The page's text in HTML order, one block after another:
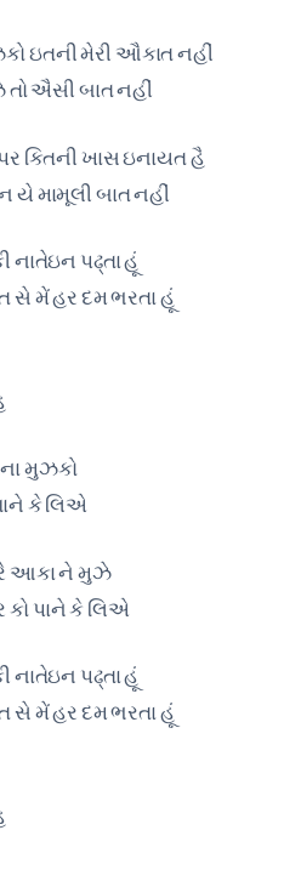
ઇતની મેરી ઔકાત નહીં
તો ઐસી બાત નહીં
કિતની ખાસ ઇનાયત હૈ
યે મામૂલી બાત નહીં
નાતેઇન પઢ્તા હૂં
સે મેં હર દમ ભરતા હૂં
મુઝકો
કે લિએ
આકા ને મુઝે
કો પાને કે લિએ
નાતેઇન પઢ્તા હૂં
સે મેં હર દમ ભરતા હૂં